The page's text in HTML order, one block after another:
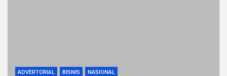
ADVERTORIAL BISNIS NASIONAL